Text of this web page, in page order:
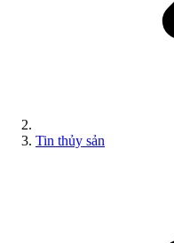
Tin thủy sản